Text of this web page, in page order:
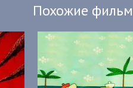
Похожие